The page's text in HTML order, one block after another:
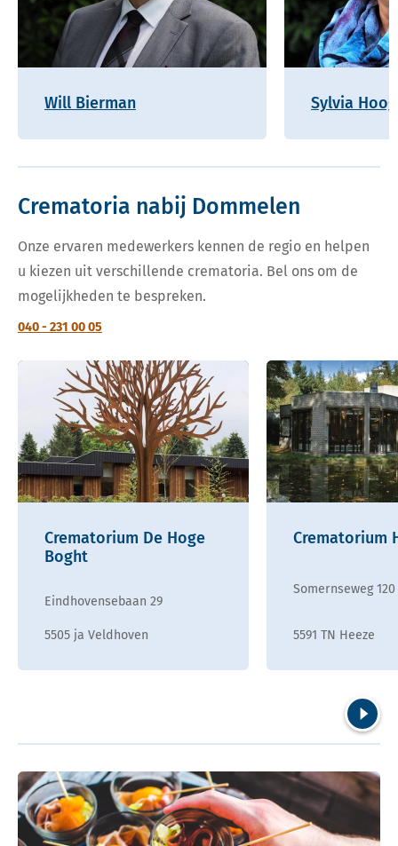
Will Bierman Sylvia
Crematoria nabij Dommelen
Onze ervaren medewerkers kennen de regio en helpen
u kiezen uit verschillende crematoria. Bel ons om de
mogelijkheden te bespreken.
040 - 231 00 05
Crematorium De Hoge
Boght
Eindhovensebaan 29
5505 ja Veldhoven
Crematorium
Somernseweg 120
5591 TN Heeze